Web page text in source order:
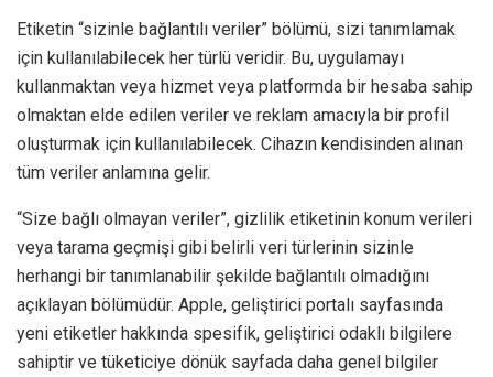
Etiketin “sizinle bağlantılı veriler” bölümü, sizi tanımlamak
için kullanılabilecek her türlü veridir. Bu, uygulamayı
kullanmaktan veya hizmet veya platformda bir hesaba sahip
olmaktan elde edilen veriler ve reklam amacıyla bir profil
oluşturmak için kullanılabilecek. Cihazın kendisinden alınan
tüm veriler anlamına gelir.
“Size bağlı olmayan veriler”, gizlilik etiketinin konum verileri
veya tarama geçmişi gibi belirli veri türlerinin sizinle
herhangi bir tanımlanabilir şekilde bağlantılı olmadığını
açıklayan bölümüdür. Apple, geliştirici portalı sayfasında
yeni etiketler hakkında spesifik, geliştirici odaklı bilgilere
sahiptir ve tüketiciye dönük sayfada daha genel bilgiler